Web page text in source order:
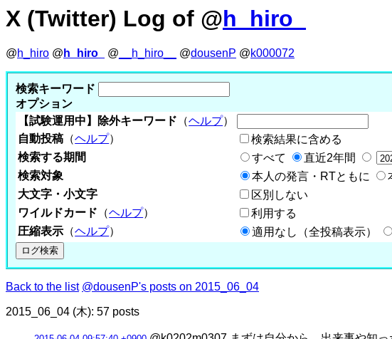
X (Twitter) Log of @h_hiro_
@h_hiro @ h_hiro_ @ __h_hiro__ @dousenP @k000072
検索キーワード
オプション
【試験運用中】除外キーワード （ヘルプ）
自動投稿 （ヘルプ）
検索結果に含める
検索する期間
すべて 直近2年間
検索対象
本人の発言・RTともに
大文字・小文字
区別しない
ワイルドカード （ヘルプ）
利用する
圧縮表示 （ヘルプ） 適用なし（全投稿表示）
Back to the list @dousenP's posts on 2015_06_04
2015_06_04 (木): 57 posts